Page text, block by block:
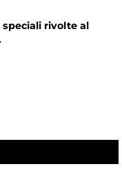
rivolte al